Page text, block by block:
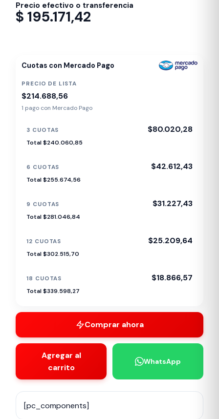
Precio efectivo o transferencia
$ 195.171,42
Cuotas con Mercado Pago
PRECIO DE LISTA
$214.688,56
1 pago con Mercado Pago
3 CUOTAS $80.020,28
Total $240.060,85
6 CUOTAS $42.612,43
Total $255.674,56
9 CUOTAS $31.227,43
Total $281.046,84
12 CUOTAS $25.209,64
Total $302.515,70
18 CUOTAS $18.866,57
Total $339.598,27
Comprar ahora
Agregar al
carrito
WhatsApp
[pc_components]